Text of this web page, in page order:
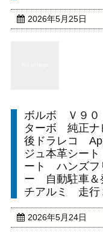
2026年5月25日
ボルボ Ｖ９
ターボ 純正
後ドラレコ
ジュ本革シー
ート ハンズフ
ー 自動駐車
チアルミ 走行
2026年5月24日